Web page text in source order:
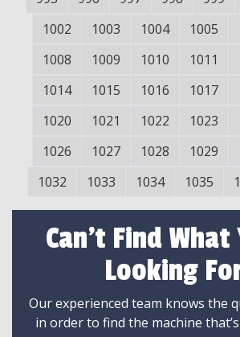
1002
1003 1004 1005
1008
1009 1010 1011
1014
1015 1016 1017
1020
1021 1022 1023
1026
1027 1028 1029
1032
1033 1034 1035
Can't Find What
Looking
Our experienced team knows the
in order to find the machine